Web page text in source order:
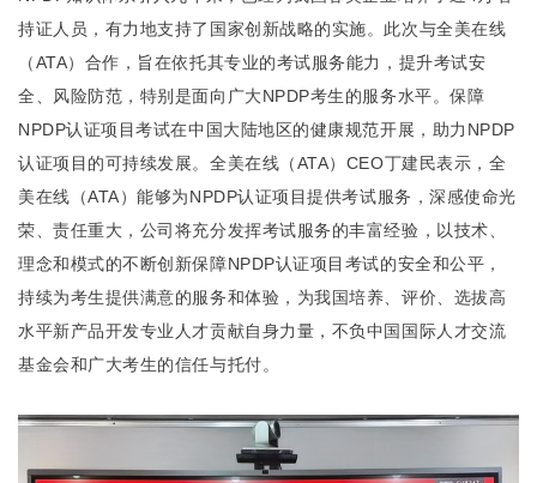
持证人员，有力地支持了国家创新战略的实施。此次与全美在线
（ATA）合作，旨在依托其专业的考试服务能力，提升考试安
全、风险防范，特别是面向广大NPDP考生的服务水平。保障
NPDP认证项目考试在中国大陆地区的健康规范开展，助力NPDP
认证项目的可持续发展。全美在线（ATA）CEO丁建民表示，全
美在线（ATA）能够为NPDP认证项目提供考试服务，深感使命光
荣、责任重大，公司将充分发挥考试服务的丰富经验，以技术、
理念和模式的不断创新保障NPDP认证项目考试的安全和公平，
持续为考生提供满意的服务和体验，为我国培养、评价、选拔高
水平新产品开发专业人才贡献自身力量，不负中国国际人才交流
基金会和广大考生的信任与托付。